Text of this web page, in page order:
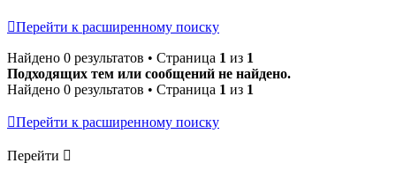
Перейти к расширенному поиску
Найдено 0 результатов • Страница 1 из 1
Подходящих тем или сообщений не найдено.
Найдено 0 результатов • Страница 1 из 1
Перейти к расширенному поиску
Перейти